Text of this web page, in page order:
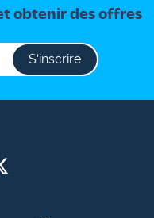
obtenir des offres
S‘inscrire